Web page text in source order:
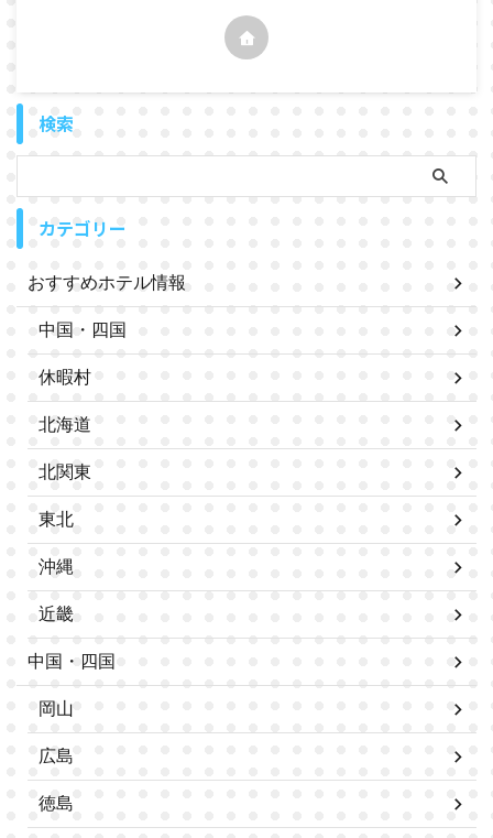
検索
カテゴリー
おすすめホテル情報
中国・四国
休暇村
北海道
北関東
東北
沖縄
近畿
中国・四国
岡山
広島
徳島